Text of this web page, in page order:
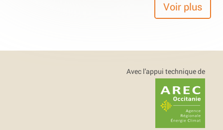
Voir plus
Avec l'appui technique de